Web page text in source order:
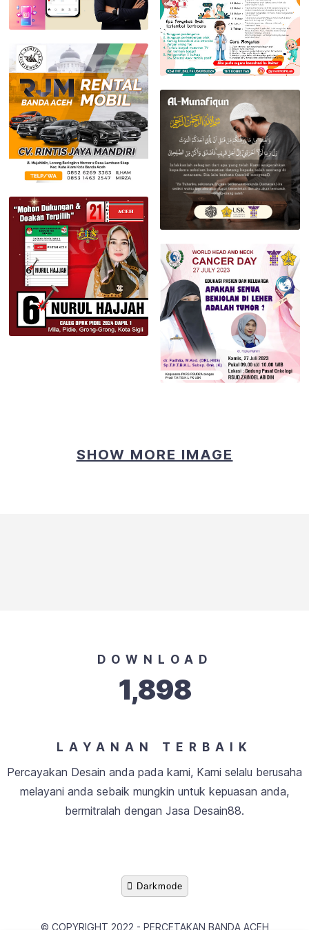
Jasa Desain Feed Instagram & Facebook Banda Aceh
RJM Rental Mobil Banda Aceh
Jasa Desain Banda Aceh Feed
Infaklah sebagian dari hartamu
SHOW MORE IMAGE
DOWNLOAD
1,898
LAYANAN TERBAIK
Percayakan Desain anda pada kami, Kami selalu berusaha
melayani anda sebaik mungkin untuk kepuasan anda,
bermitralah dengan Jasa Desain88.
Darkmode
© COPYRIGHT 2022 - PERCETAKAN BANDA ACEH